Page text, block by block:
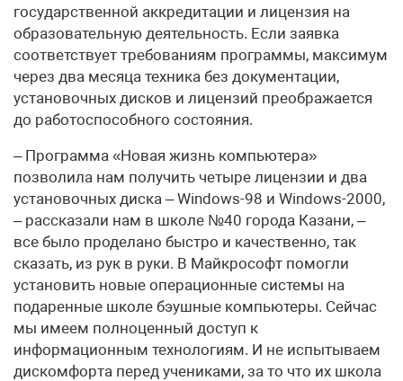
государственной аккредитации и лицензия на
образовательную деятельность. Если заявка
соответствует требованиям программы, максимум
через два месяца техника без документации,
установочных дисков и лицензий преображается
до работоспособного состояния.
– Программа «Новая жизнь компьютера»
позволила нам получить четыре лицензии и два
установочных диска – Windows-98 и Windows-2000,
– рассказали нам в школе №40 города Казани, –
все было проделано быстро и качественно, так
сказать, из рук в руки. В Майкрософт помогли
установить новые операционные системы на
подаренные школе бэушные компьютеры. Сейчас
мы имеем полноценный доступ к
информационным технологиям. И не испытываем
дискомфорта перед учениками, за то что их школа